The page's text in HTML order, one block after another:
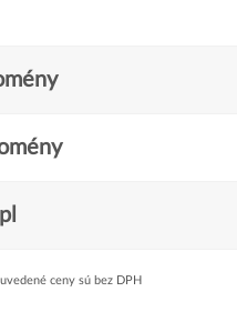
ceny sú bez DPH